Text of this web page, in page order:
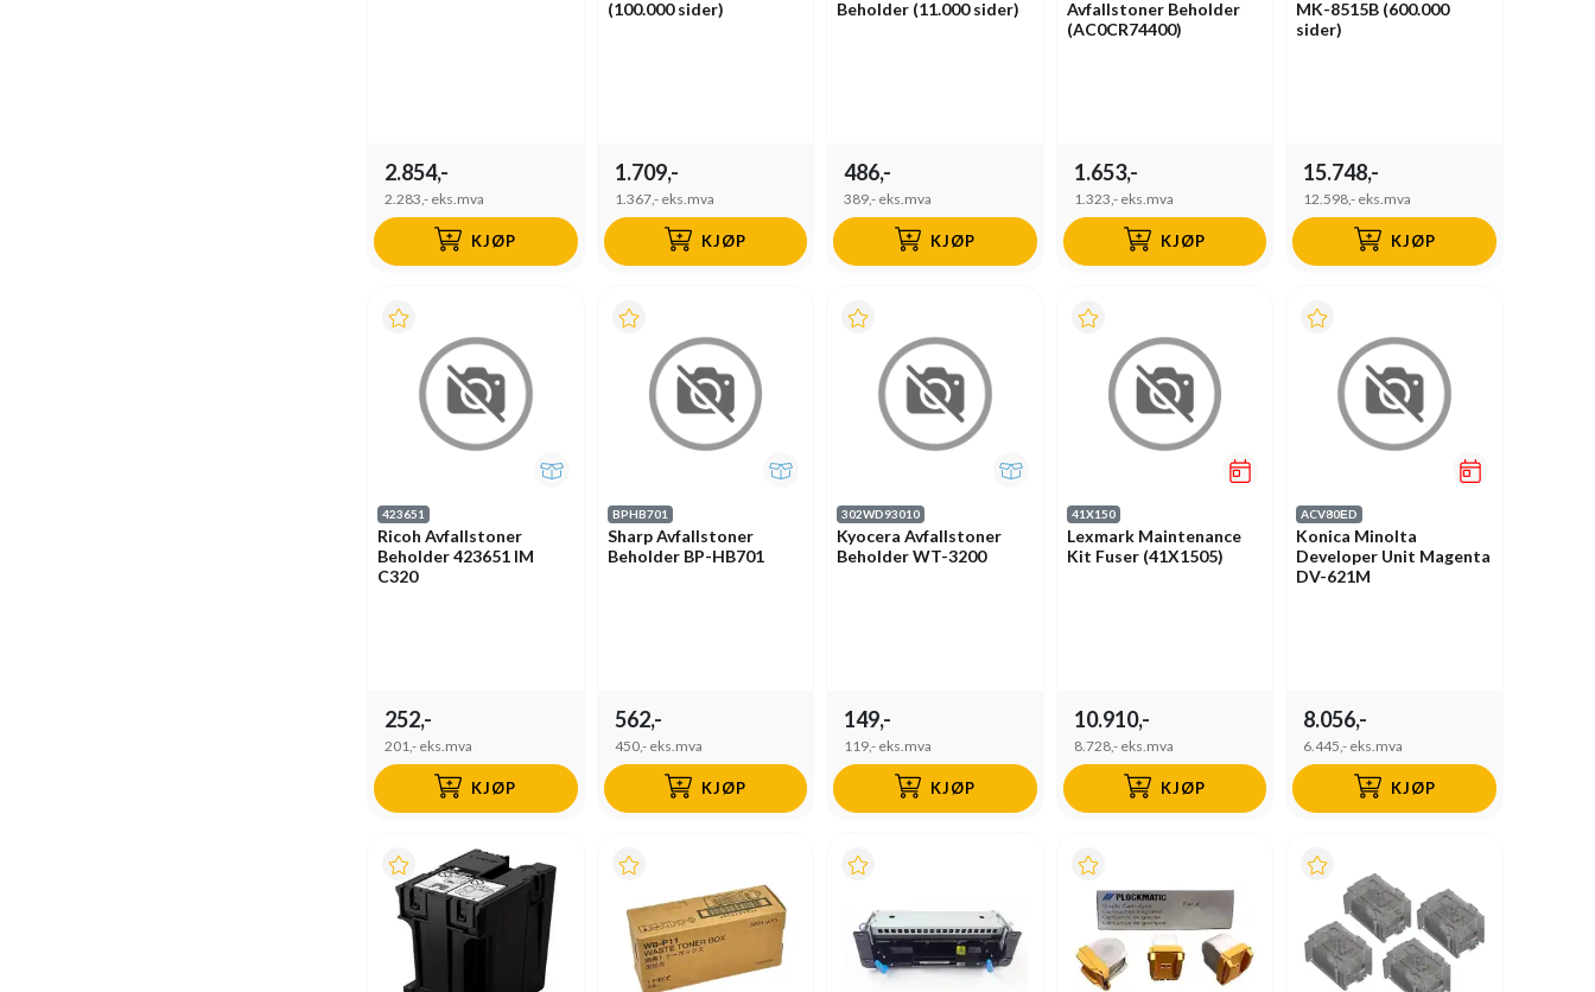
2.854,-
2.283,- eks.mva
KJØP
(100.000 sider)
1.709,-
1.367,- eks.mva
KJØP
Beholder (11.000 sider)
486,-
389,- eks.mva
KJØP
Avfallstoner Beholder
(AC0CR74400)
1.653,-
1.323,- eks.mva
KJØP
MK-8515B (600.000
sider)
15.748,-
12.598,- eks.mva
KJØP
423651
Ricoh Avfallstoner
Beholder 423651 IM
C320
252,-
201,- eks.mva
KJØP
BPHB701
Sharp Avfallstoner
Beholder BP-HB701
562,-
450,- eks.mva
KJØP
302WD93010
Kyocera Avfallstoner
Beholder WT-3200
149,-
119,- eks.mva
KJØP
41X150
Lexmark Maintenance
Kit Fuser (41X1505)
10.910,-
8.728,- eks.mva
KJØP
ACV80ЕD
Konica Minolta
Developer Unit Magenta
DV-621M
8.056,-
6.445,- eks.mva
KJØP